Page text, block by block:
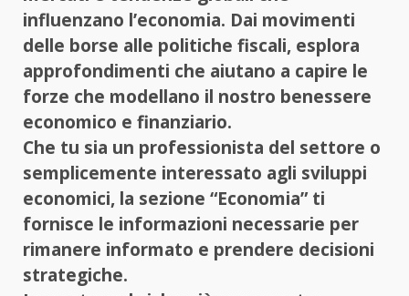
influenzano l’economia. Dai movimenti
delle borse alle politiche fiscali, esplora
approfondimenti che aiutano a capire le
forze che modellano il nostro benessere
economico e finanziario.
Che tu sia un professionista del settore o
semplicemente interessato agli sviluppi
economici, la sezione “Economia” ti
fornisce le informazioni necessarie per
rimanere informato e prendere decisioni
strategiche.